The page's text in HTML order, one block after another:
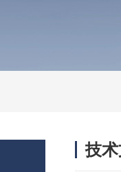
技